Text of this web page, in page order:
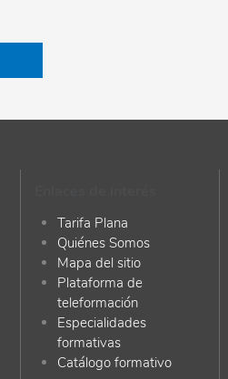
Tarifa Plana
Quiénes Somos
Mapa del sitio
Plataforma de
teleformación
Especialidades
formativas
Catálogo formativo